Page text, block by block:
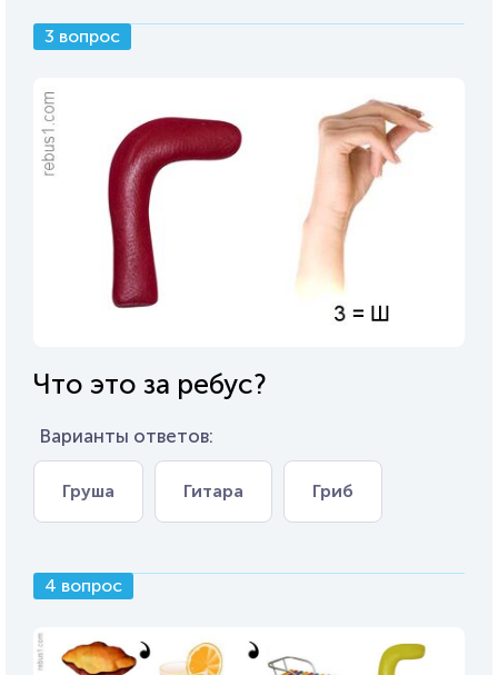
3 вопрос
Что это за ребус?
Варианты ответов:
Груша Гитара Гриб
4 вопрос